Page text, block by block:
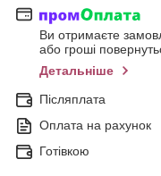
Ви отримаєте
або гроші
Детальніше
Післяплата
Оплата на рахунок
Готівкою